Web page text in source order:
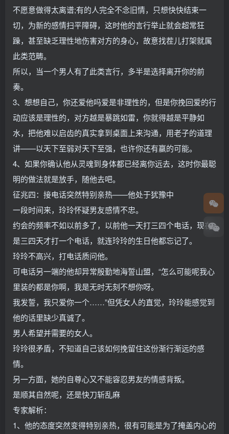
不愿意做得太离谱;有的人完全不念旧情，只想快快结束一
切，为新的感情扫平障碍，这时他的言行举止就会超常狂
躁，甚至缺乏理性地伤害对方的身心，故意找茬儿打架就属
此类范畴。
所以，当一个男人有了此类言行，多半是选择离开你的前
奏。
3、想想自己，你还爱他吗爱是非理性的，但是你挽回爱的行
动应该是理性的，对方越是暴跳如雷，你就得越是平静如
水，把他难以启齿的真实拿到桌面上来沟通，用老子的道理
讲——以天下至弱对天下至强，也许你还有赢的可能。
4、如果你确认他从灵魂到身体都已经离你远去，这时你最聪
明的做法就是放手，随他去吧。
征兆四：接电话突然特别亲热——他处于犹豫中
一段时间来，玲玲怀疑男友感情不忠。
约会的频率不如以前多了，以前他一天打三四个电话，现在
是三四天才打一个电话，就连玲玲的生日他都忘记了。
玲玲不高兴，打电话质问他。
可电话另一端的他却异常殷勤地海誓山盟，“怎么可能呢我心
里装的都是你啊，我是无时无刻不想你呀。
我发誓，我只爱你一个……”但凭女人的直觉，玲玲能感觉到
他的话里缺少真诚了。
男人希望并需要的女人。
玲玲很矛盾，不知道自己该如何挽留住这份渐行渐远的感
情。
另一方面，她的自尊心又不能容忍男友的情感背叛。
是顺其自然呢，还是快刀斩乱麻
专家解析：
1、他的态度突然变得特别亲热，很有可能是为了掩盖内心的